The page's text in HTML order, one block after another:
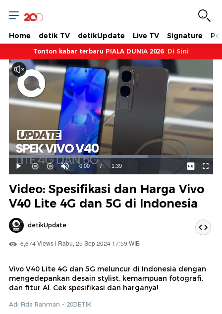
Home detik TV detikUpdate Live TV Signature
Tonton kabar terbaru PIALA DUNIA 2026 Di Sini
Mainkan
Suara
Hidup
Waktu
ini
0:00 / Durasi
1:39
Dimuat:
68.08%
Video: Spesifikasi dan Harga Vivo
V40 Lite 4G dan 5G di Indonesia
detikUpdate
6,674 Views | Rabu, 25 Sep 2024 17:59 WIB
Vivo V40 Lite 4G dan 5G meluncur di Indonesia dengan
mengedepankan desain stylist, kemampuan fotografi,
dan fitur AI. Cek spesifikasi dan harganya!
Adi Fida Rahman - 20DETIK